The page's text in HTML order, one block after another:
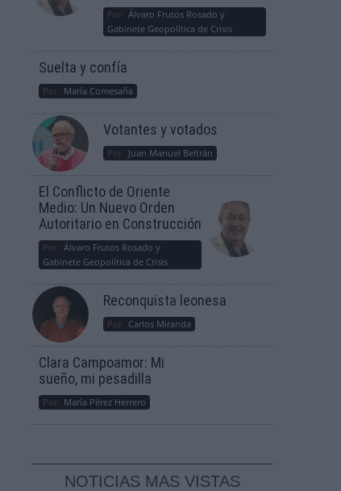
Por Álvaro Frutos Rosado y
Gabinete Geopolítica de Crisis
Suelta y confía
Por María Comesaña
Votantes y votados
Por Juan Manuel Beltrán
El Conflicto de Oriente
Medio: Un Nuevo Orden
Autoritario en Construcción
Por Álvaro Frutos Rosado y
Gabinete Geopolítica de Crisis
Reconquista leonesa
Por Carlos Miranda
Clara Campoamor: Mi
sueño, mi pesadilla
Por María Pérez Herrero
NOTICIAS MAS VISTAS